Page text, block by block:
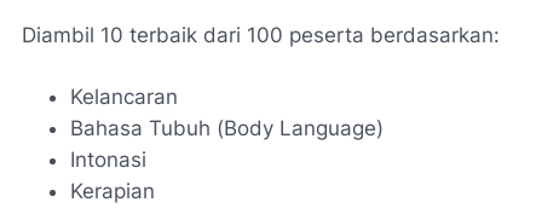
Diambil 10 terbaik dari 100 peserta berdasarkan:
Kelancaran
Bahasa Tubuh (Body Language)
Intonasi
Kerapian